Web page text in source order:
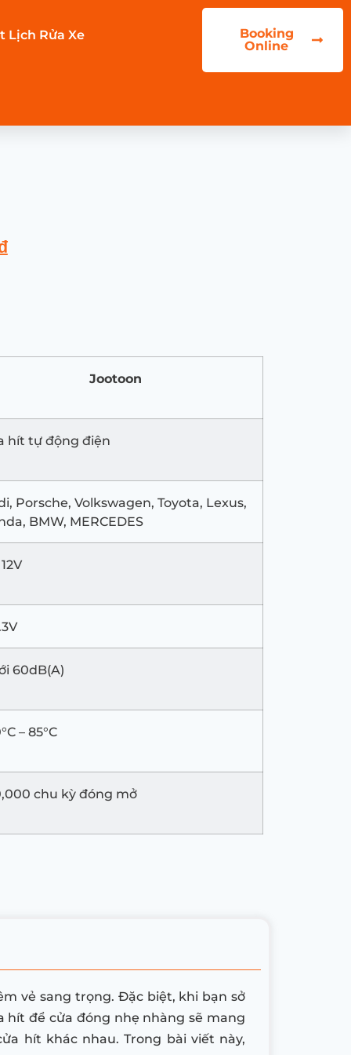
Lịch Rửa Xe
Booking
Online
Jootoon
hít tự động điện
Porsche, Volkswagen, Toyota, Lexus,
BMW, MERCEDES
60dB(A)
– 85°C
chu kỳ đóng mở
vẻ sang trọng. Đặc biệt, khi bạn sở
hít để cửa đóng nhẹ nhàng sẽ mang
hít khác nhau. Trong bài viết này,